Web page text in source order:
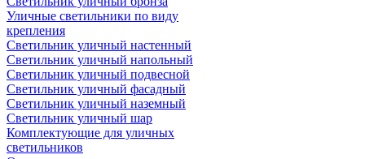
Уличные светильники по виду
крепления
Светильник уличный настенный
Светильник уличный напольный
Светильник уличный подвесной
Светильник уличный фасадный
Светильник уличный наземный
Cветильник уличный шар
Комплектующие для уличных
светильников